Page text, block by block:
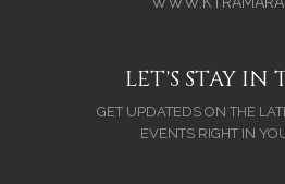
LET'S STAY IN
GET UPDATEDS ON THE
EVENTS RIGHT IN